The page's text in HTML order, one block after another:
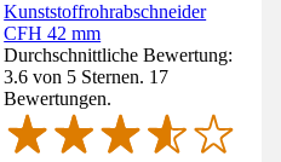
Kunststoffrohrabschneider
CFH 42 mm
Durchschnittliche Bewertung:
3.6 von 5 Sternen. 17
Bewertungen.